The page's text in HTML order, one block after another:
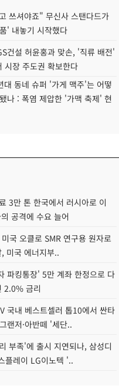
쓰셔야죠" 무신사 스탠다드가
' 내놓기 시작했다
건설 허윤홍과 맞손, '직류 배전'
시장 주도권 확보한다
동네 슈퍼 '가게 맥주'는 어떻
나 : 폭염 제압한 '가맥 축제' 현
3만 톤 한국에서 러시아로 이
공격에 수요 늘어
국 오클로 SMR 연구용 원자로
미국 에너지부..
파킹통장' 5만 계좌 한정으로 다
2.0% 금리
국내 베스트셀러 톱10에서 싼타
랜저·아반떼 '세단..
부족'에 출시 지연되나, 삼성디
플레이 LG이노텍 '..